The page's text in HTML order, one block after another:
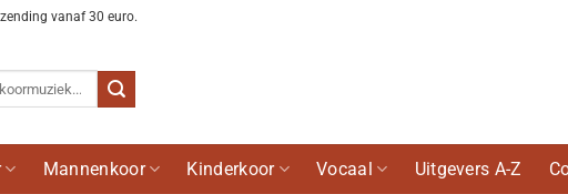
vanaf 30 euro.
Mannenkoor Kinderkoor Vocaal Uitgevers A-Z